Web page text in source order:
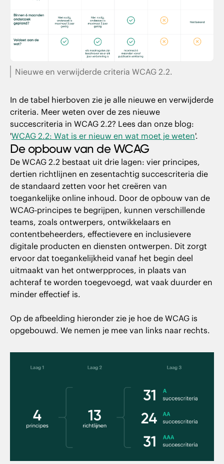
Nieuwe en verwijderde criteria WCAG 2.2.
In de tabel hierboven zie je alle nieuwe en verwijderde
criteria. Meer weten over de zes nieuwe
succescriteria in WCAG 2.2? Lees dan onze blog:
'WCAG 2.2: Wat is er nieuw en wat moet je weten'.
De opbouw van de WCAG
De WCAG 2.2 bestaat uit drie lagen: vier principes,
dertien richtlijnen en zesentachtig succescriteria die
de standaard zetten voor het creëren van
toegankelijke online inhoud. Door de opbouw van de
WCAG-principes te begrijpen, kunnen verschillende
teams, zoals ontwerpers, ontwikkelaars en
contentbeheerders, effectievere en inclusievere
digitale producten en diensten ontwerpen. Dit zorgt
ervoor dat toegankelijkheid vanaf het begin deel
uitmaakt van het ontwerpproces, in plaats van
achteraf te worden toegevoegd, wat vaak duurder en
minder effectief is.
Op de afbeelding hieronder zie je hoe de WCAG is
opgebouwd. We nemen je mee van links naar rechts.